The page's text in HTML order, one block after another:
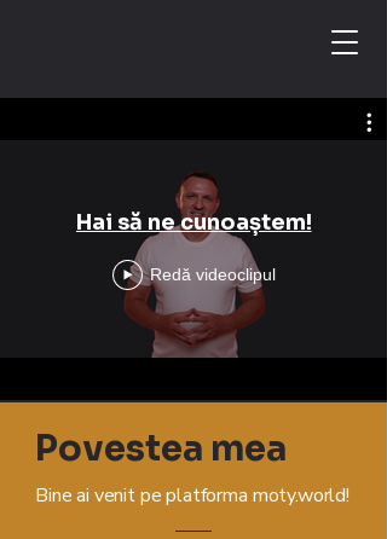
Hai să ne cunoaștem!
Redă videoclipul
Povestea mea
Bine ai venit pe platforma moty.world!